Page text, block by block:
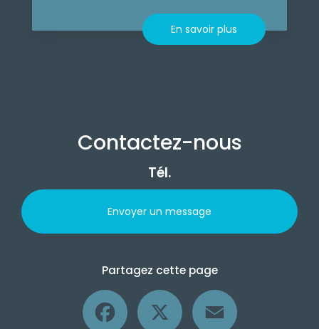
En savoir plus
Contactez-nous
Tél.
Envoyer un message
Partagez cette page
Facebook